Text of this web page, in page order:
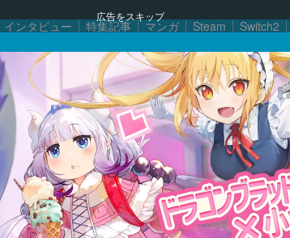
広告をスキップ
インタビュー 特集記事 マンガ Steam Switch2